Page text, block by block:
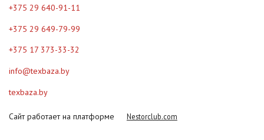
+375 29 640-91-11
+375 29 649-79-99
+375 17 373-33-32
info@texbaza.by
texbaza.by
Сайт работает на платформе Nestorclub.com